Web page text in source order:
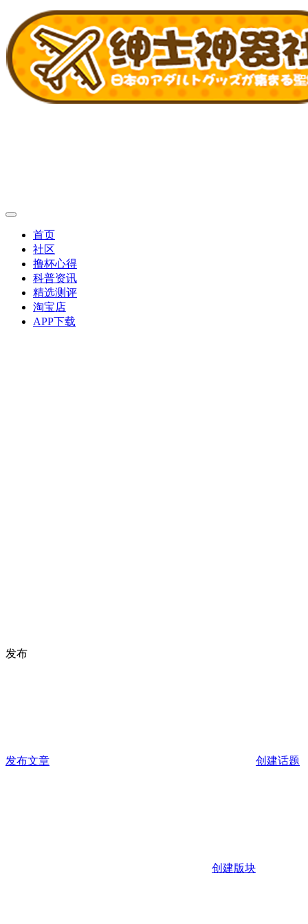
首页
社区
撸杯心得
科普资讯
精选测评
淘宝店
APP下载
发布
发布文章 创建话题
创建版块